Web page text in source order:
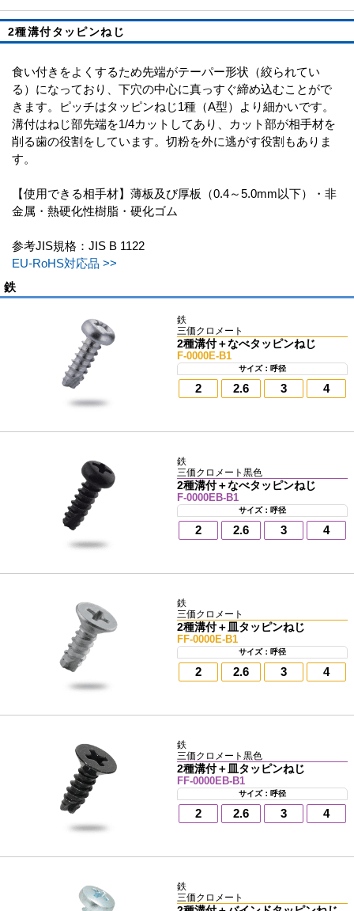
2種溝付タッピンねじ
食い付きをよくするため先端がテーパー形状（絞られてい
る）になっており、下穴の中心に真っすぐ締め込むことがで
きます。ピッチはタッピンねじ1種（A型）より細かいです。
溝付はねじ部先端を1/4カットしてあり、カット部が相手材を
削る歯の役割をしています。切粉を外に逃がす役割もありま
す。
【使用できる相手材】薄板及び厚板（0.4～5.0mm以下）・非
金属・熱硬化性樹脂・硬化ゴム
参考JIS規格：JIS B 1122
EU-RoHS対応品 >>
鉄
鉄
三価クロメート
2種溝付＋なべタッピンねじ
F-0000E-B1
サイズ：呼径
2 2.6 3 4
鉄
三価クロメート黒色
2種溝付＋なべタッピンねじ
F-0000EB-B1
サイズ：呼径
2 2.6 3 4
鉄
三価クロメート
2種溝付＋皿タッピンねじ
FF-0000E-B1
サイズ：呼径
2 2.6 3 4
鉄
三価クロメート黒色
2種溝付＋皿タッピンねじ
FF-0000EB-B1
サイズ：呼径
2 2.6 3 4
鉄
三価クロメート